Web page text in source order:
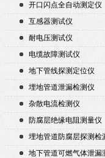
开口闪点全自动测定仪
互感器测试仪
耐电压测试仪
电缆故障测试仪
地下管线探测定位仪
埋地管道泄漏检测仪
杂散电流检测仪
防腐层绝缘电阻测量仪
埋地管道防腐层探测检
检漏仪）
地下管道可燃气体泄漏